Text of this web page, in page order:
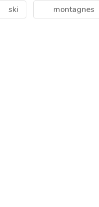
ski montagnes